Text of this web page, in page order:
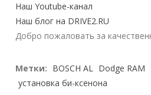
Наш Youtube-канал
Наш блог на DRIVE2.RU
Добро пожаловать за
Метки: BOSCH AL Dodge RAM
установка би-ксенона